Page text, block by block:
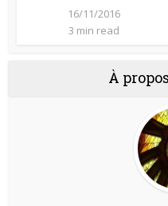
16/11/2016
3 min read
À